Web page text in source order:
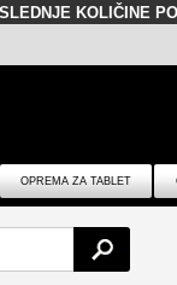
KOLIČINE
OPREMA ZA TABLET